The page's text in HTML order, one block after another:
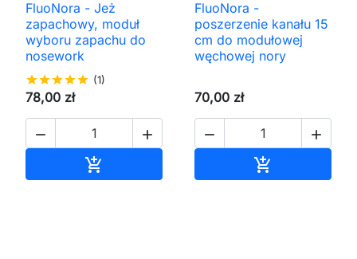
FluoNora - Jeż
zapachowy, moduł
wyboru zapachu do
nosework
starstarstarstarstar (1)
78,00 zł
 

FluoNora -
poszerzenie kanału 15
cm do modułowej
węchowej nory
70,00 zł
 
